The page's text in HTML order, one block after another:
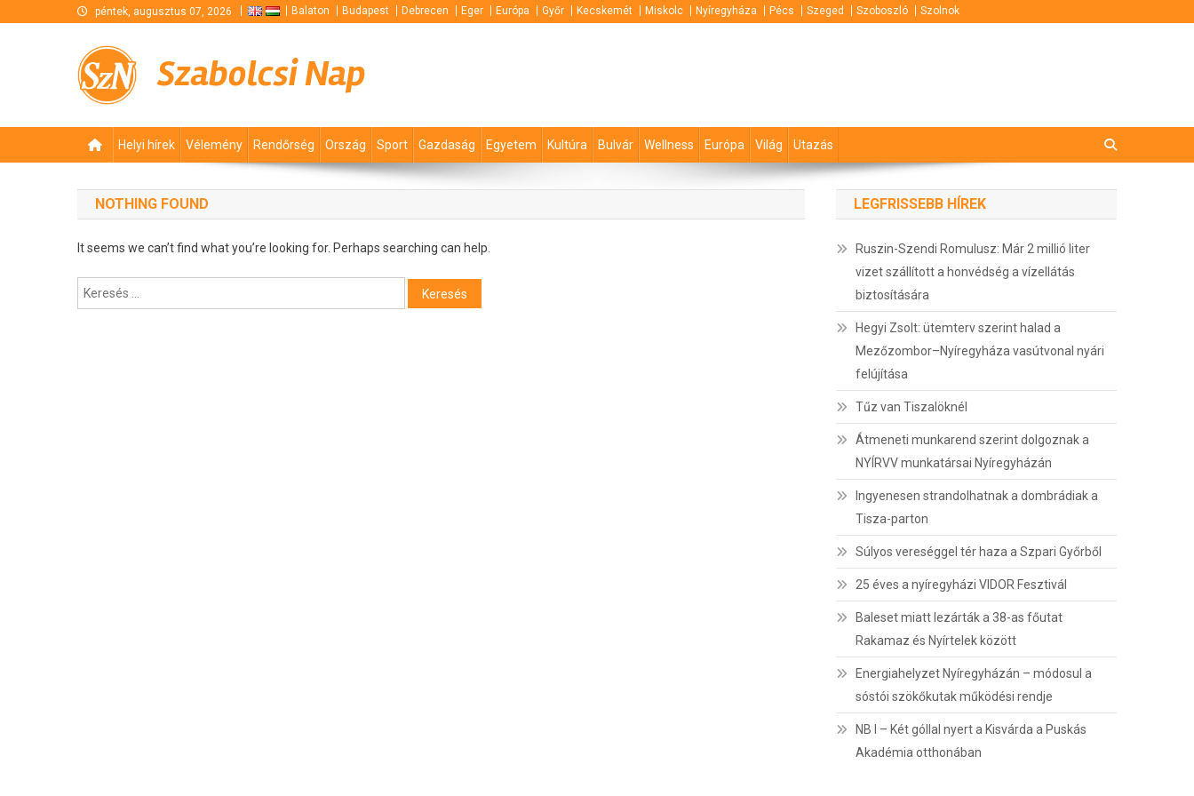
péntek, augusztus 07, 2026 Balaton Budapest Debrecen Eger Európa Győr Kecskemét Miskolc Nyíregyháza Pécs Szeged Szoboszló Szolnok
Szabolcsi Nap
Helyi hírek Vélemény Rendőrség Ország Sport Gazdaság Egyetem Kultúra Bulvár Wellness Európa Világ Utazás
NOTHING FOUND
It seems we can’t find what you’re looking for. Perhaps searching can help.
Keresés:
LEGFRISSEBB HÍREK
Ruszin-Szendi Romulusz: Már 2 millió liter
vizet szállított a honvédség a vízellátás
biztosítására
Hegyi Zsolt: ütemterv szerint halad a
Mezőzombor–Nyíregyháza vasútvonal nyári
felújítása
Tűz van Tiszalöknél
Átmeneti munkarend szerint dolgoznak a
NYÍRVV munkatársai Nyíregyházán
Ingyenesen strandolhatnak a dombrádiak a
Tisza-parton
Súlyos vereséggel tér haza a Szpari Győrből
25 éves a nyíregyházi VIDOR Fesztivál
Baleset miatt lezárták a 38-as főutat
Rakamaz és Nyírtelek között
Energiahelyzet Nyíregyházán – módosul a
sóstói szökőkutak működési rendje
NB I – Két góllal nyert a Kisvárda a Puskás
Akadémia otthonában